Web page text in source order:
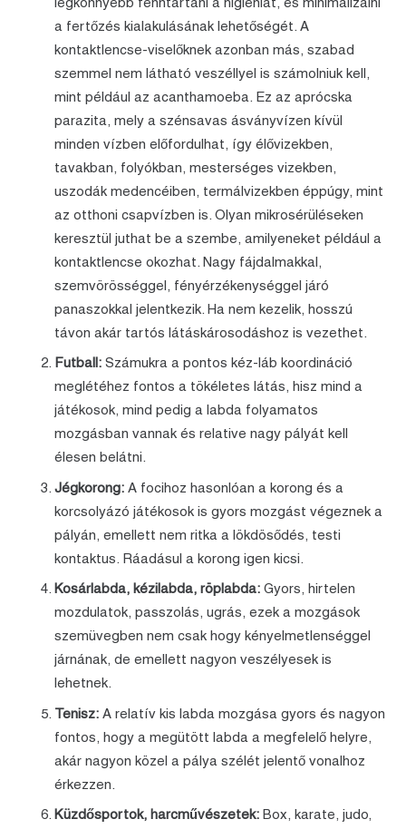
legkönnyebb fenntartani a higiéniát, és minimalizálni
a fertőzés kialakulásának lehetőségét. A
kontaktlencse-viselőknek azonban más, szabad
szemmel nem látható veszéllyel is számolniuk kell,
mint például az acanthamoeba. Ez az aprócska
parazita, mely a szénsavas ásványvízen kívül
minden vízben előfordulhat, így élővizekben,
tavakban, folyókban, mesterséges vizekben,
uszodák medencéiben, termálvizekben éppúgy, mint
az otthoni csapvízben is. Olyan mikrosérüléseken
keresztül juthat be a szembe, amilyeneket például a
kontaktlencse okozhat. Nagy fájdalmakkal,
szemvörösséggel, fényérzékenységgel járó
panaszokkal jelentkezik. Ha nem kezelik, hosszú
távon akár tartós látáskárosodáshoz is vezethet.
Futball: Számukra a pontos kéz-láb koordináció
meglétéhez fontos a tökéletes látás, hisz mind a
játékosok, mind pedig a labda folyamatos
mozgásban vannak és relative nagy pályát kell
élesen belátni.
Jégkorong: A focihoz hasonlóan a korong és a
korcsolyázó játékosok is gyors mozgást végeznek a
pályán, emellett nem ritka a lökdösődés, testi
kontaktus. Ráadásul a korong igen kicsi.
Kosárlabda, kézilabda, röplabda: Gyors, hirtelen
mozdulatok, passzolás, ugrás, ezek a mozgások
szemüvegben nem csak hogy kényelmetlenséggel
járnának, de emellett nagyon veszélyesek is
lehetnek.
Tenisz: A relatív kis labda mozgása gyors és nagyon
fontos, hogy a megütött labda a megfelelő helyre,
akár nagyon közel a pálya szélét jelentő vonalhoz
érkezzen.
Küzdősportok, harcművészetek: Box, karate, judo,